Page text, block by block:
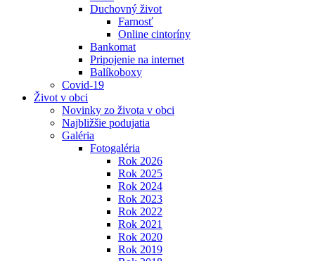
Duchovný život
Farnosť
Online cintoríny
Bankomat
Pripojenie na internet
Balíkoboxy
Covid-19
Život v obci
Novinky zo života v obci
Najbližšie podujatia
Galéria
Fotogaléria
Rok 2026
Rok 2025
Rok 2024
Rok 2023
Rok 2022
Rok 2021
Rok 2020
Rok 2019